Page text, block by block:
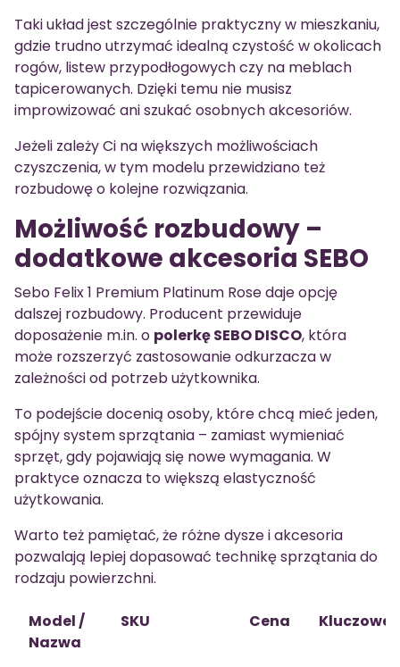
Taki układ jest szczególnie praktyczny w mieszkaniu,
gdzie trudno utrzymać idealną czystość w okolicach
rogów, listew przypodłogowych czy na meblach
tapicerowanych. Dzięki temu nie musisz
improwizować ani szukać osobnych akcesoriów.
Jeżeli zależy Ci na większych możliwościach
czyszczenia, w tym modelu przewidziano też
rozbudowę o kolejne rozwiązania.
Możliwość rozbudowy –
dodatkowe akcesoria SEBO
Sebo Felix 1 Premium Platinum Rose daje opcję
dalszej rozbudowy. Producent przewiduje
doposażenie m.in. o polerkę SEBO DISCO, która
może rozszerzyć zastosowanie odkurzacza w
zależności od potrzeb użytkownika.
To podejście docenią osoby, które chcą mieć jeden,
spójny system sprzątania – zamiast wymieniać
sprzęt, gdy pojawiają się nowe wymagania. W
praktyce oznacza to większą elastyczność
użytkowania.
Warto też pamiętać, że różne dysze i akcesoria
pozwalają lepiej dopasować technikę sprzątania do
rodzaju powierzchni.
Model /
Nazwa
SKU Cena Kluczowe